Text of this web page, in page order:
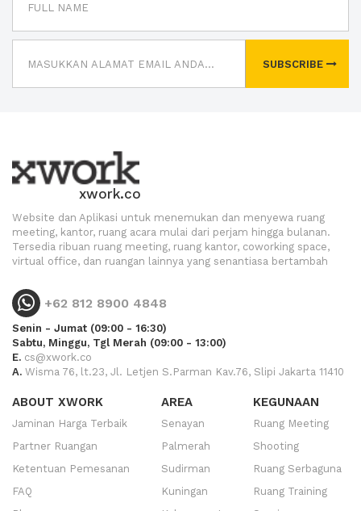
SUBSCRIBE
xwork.co
Website dan Aplikasi untuk menemukan dan menyewa ruang
meeting, kantor, ruang acara mulai dari perjam hingga bulanan.
Tersedia ribuan ruang meeting, ruang kantor, coworking space,
virtual office, dan ruangan lainnya yang senantiasa bertambah
+62 812 8900 4848
Senin - Jumat (09:00 - 16:30)
Sabtu, Minggu, Tgl Merah (09:00 - 13:00)
E. cs@xwork.co
A. Wisma 76, lt.23, Jl. Letjen S.Parman Kav.76, Slipi Jakarta 11410
ABOUT XWORK
Jaminan Harga Terbaik
Partner Ruangan
Ketentuan Pemesanan
FAQ
AREA
Senayan
Palmerah
Sudirman
Kuningan
KEGUNAAN
Ruang Meeting
Shooting
Ruang Serbaguna
Ruang Training